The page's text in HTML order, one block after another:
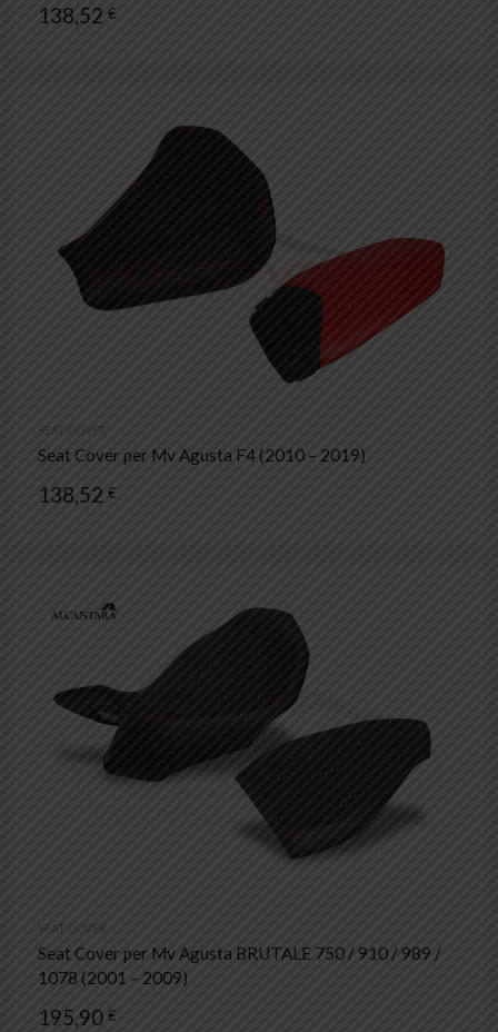
138,52 €
SEAT COVER
Seat Cover per Mv Agusta F4 (2010 – 2019)
138,52 €
SEAT COVER
Seat Cover per Mv Agusta BRUTALE 750 / 910 / 989 /
1078 (2001 – 2009)
195,90 €